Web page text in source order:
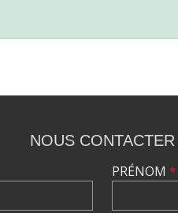
NOUS CONTACTER
PRÉNOM *